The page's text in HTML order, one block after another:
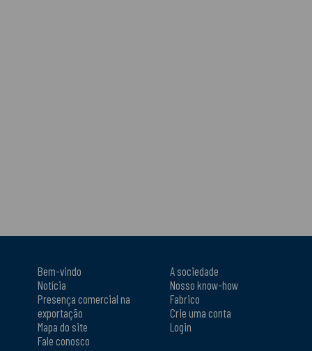
Bem-vindo
Notícia
Presença comercial na
exportação
Mapa do site
Fale conosco
A sociedade
Nosso know-how
Fabrico
Crie uma conta
Login